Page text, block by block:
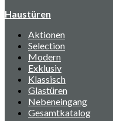
Haustüren
Aktionen
Selection
Modern
Exklusiv
Klassisch
Glastüren
Nebeneingang
Gesamtkatalog